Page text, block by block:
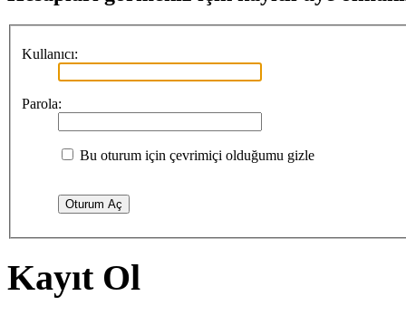
Kullanıcı:
Parola:
Bu oturum için çevrimiçi olduğumu gizle
Kayıt Ol